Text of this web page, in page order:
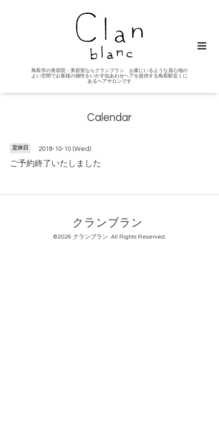
鳥取市の美容院・美容室ならクランブラン お家にいるような居心地の
よい空間でお客様の個性をいかす似あわせヘアを提供する鳥取駅近くに
あるヘアサロンです
Calendar
定休日 2018-10-10 (Wed)
ご予約終了いたしました
クランブラン
©2026 クランブラン. All Rights Reserved.